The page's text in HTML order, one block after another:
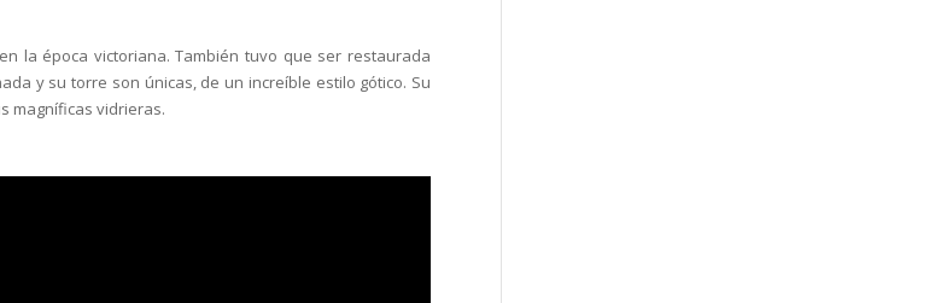
la época victoriana. También tuvo que ser restaurada
y su torre son únicas, de un increíble estilo gótico. Su
magníficas vidrieras.